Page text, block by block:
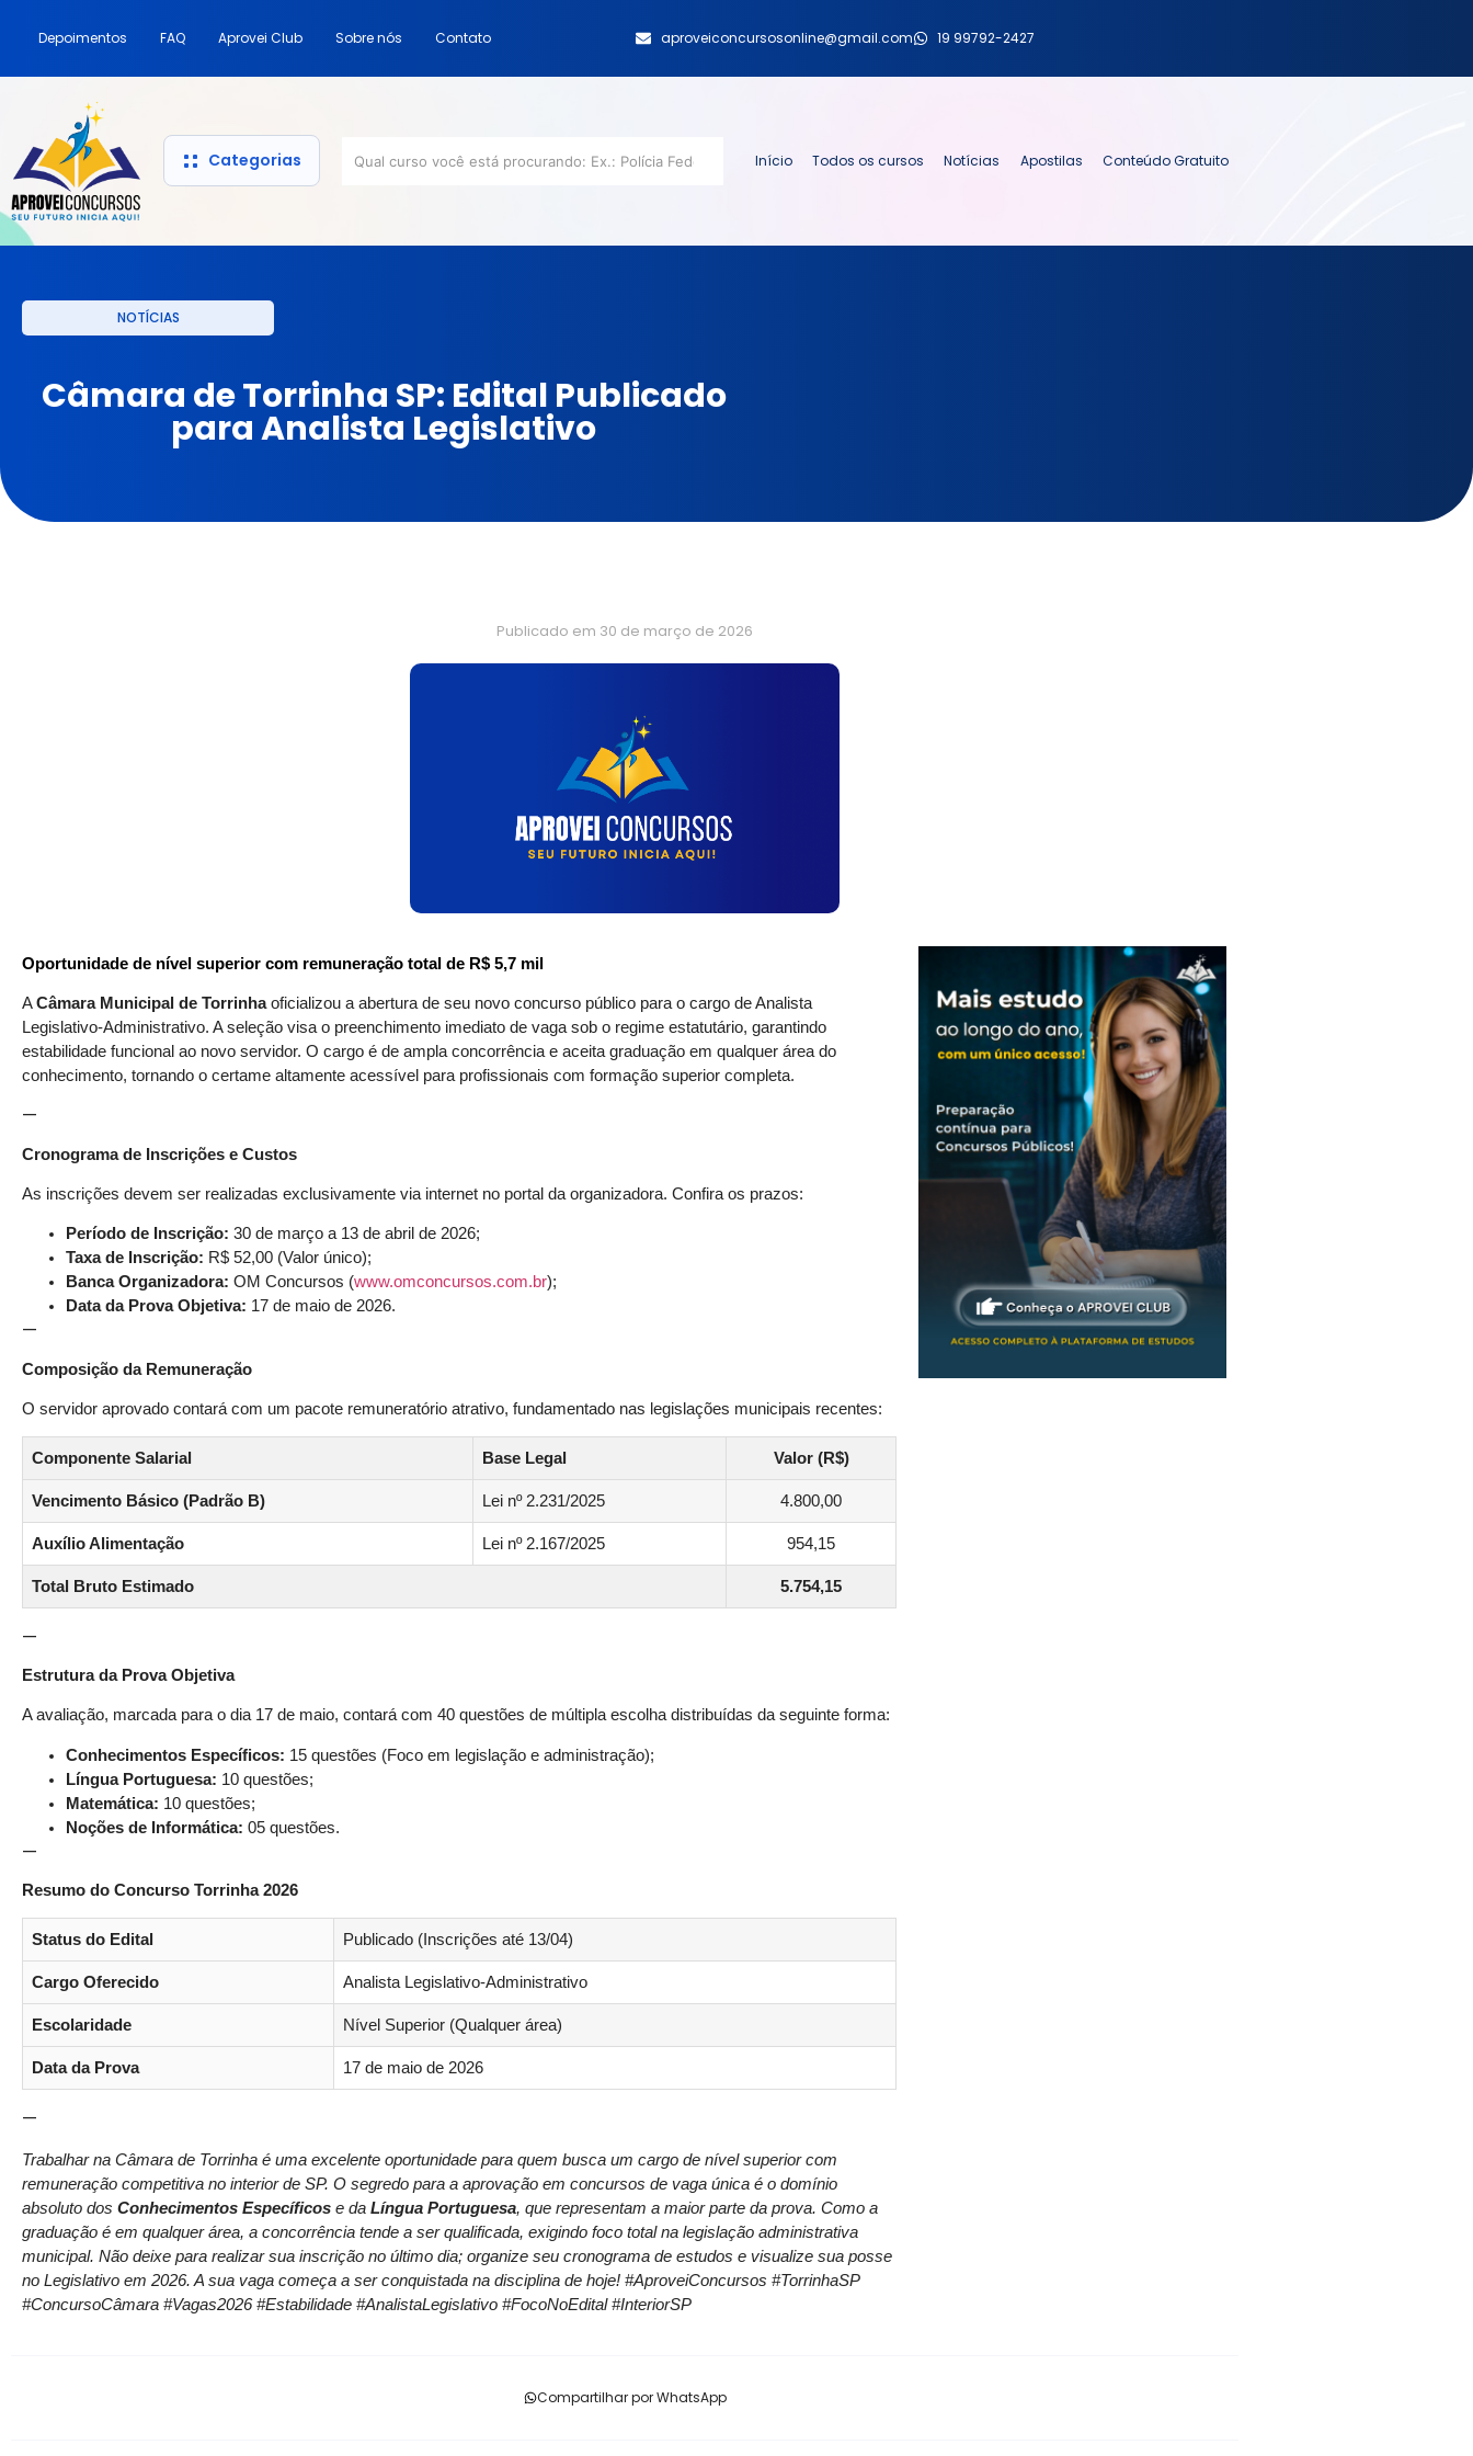
Depoimentos FAQ Aprovei Club Sobre nós Contato aproveiconcursosonline@gmail.com 19 99792-2427
Categorias Início Todos os cursos Notícias Apostilas Conteúdo Gratuito
NOTÍCIAS
Câmara de Torrinha SP: Edital Publicado
para Analista Legislativo
Publicado em 30 de março de 2026
Oportunidade de nível superior com remuneração total de R$ 5,7 mil
ACâmara Municipal de Torrinhaoficializou a abertura de seu novo concurso público para o cargo de Analista
Legislativo-Administrativo. A seleção visa o preenchimento imediato de vaga sob o regime estatutário, garantindo
estabilidade funcional ao novo servidor. O cargo é de ampla concorrência e aceita graduação em qualquer área do
conhecimento, tornando o certame altamente acessível para profissionais com formação superior completa.
—
Cronograma de Inscrições e Custos
As inscrições devem ser realizadas exclusivamente via internet no portal da organizadora. Confira os prazos:
Período de Inscrição: 30 de março a 13 de abril de 2026;
Taxa de Inscrição: R$ 52,00 (Valor único);
Banca Organizadora: OM Concursos (www.omconcursos.com.br);
Data da Prova Objetiva: 17 de maio de 2026.
—
Composição da Remuneração
O servidor aprovado contará com um pacote remuneratório atrativo, fundamentado nas legislações municipais recentes:
Componente Salarial Base Legal Valor (R$)
Vencimento Básico (Padrão B) Lei nº 2.231/2025 4.800,00
Auxílio Alimentação Lei nº 2.167/2025 954,15
Total Bruto Estimado 5.754,15
—
Estrutura da Prova Objetiva
A avaliação, marcada para o dia 17 de maio, contará com 40 questões de múltipla escolha distribuídas da seguinte forma:
Conhecimentos Específicos: 15 questões (Foco em legislação e administração);
Língua Portuguesa: 10 questões;
Matemática: 10 questões;
Noções de Informática: 05 questões.
—
Resumo do Concurso Torrinha 2026
Status do Edital Publicado (Inscrições até 13/04)
Cargo Oferecido Analista Legislativo-Administrativo
Escolaridade Nível Superior (Qualquer área)
Data da Prova 17 de maio de 2026
—
Trabalhar na Câmara de Torrinha é uma excelente oportunidade para quem busca um cargo de nível superior com
remuneração competitiva no interior de SP. O segredo para a aprovação em concursos de vaga única é o domínio
absoluto dos Conhecimentos Específicos e da Língua Portuguesa, que representam a maior parte da prova. Como a
graduação é em qualquer área, a concorrência tende a ser qualificada, exigindo foco total na legislação administrativa
municipal. Não deixe para realizar sua inscrição no último dia; organize seu cronograma de estudos e visualize sua posse
no Legislativo em 2026. A sua vaga começa a ser conquistada na disciplina de hoje! #AproveiConcursos #TorrinhaSP
#ConcursoCâmara #Vagas2026 #Estabilidade #AnalistaLegislativo #FocoNoEdital #InteriorSP
Compartilhar por WhatsApp